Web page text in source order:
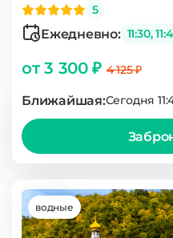
5
Ежедневно: 11:30,
от 3 300 ₽4 125 ₽
Ближайшая:Сегодня
водные